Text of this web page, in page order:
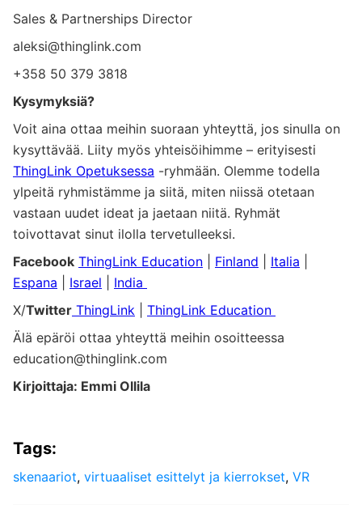
Sales & Partnerships Director
aleksi@thinglink.com
+358 50 379 3818
Kysymyksiä?
Voit aina ottaa meihin suoraan yhteyttä, jos sinulla on
kysyttävää. Liity myös yhteisöihimme – erityisesti
ThingLink Opetuksessa -ryhmään. Olemme todella
ylpeitä ryhmistämme ja siitä, miten niissä otetaan
vastaan uudet ideat ja jaetaan niitä. Ryhmät
toivottavat sinut ilolla tervetulleeksi.
Facebook ThingLink Education Finland Italia
Espana
Israel
India
X/Twitter ThingLink
ThingLink Education
Älä epäröi ottaa yhteyttä meihin osoitteessa
education@thinglink.com
Kirjoittaja: Emmi Ollila
Tags:
skenaariot, virtuaaliset esittelyt ja kierrokset, VR